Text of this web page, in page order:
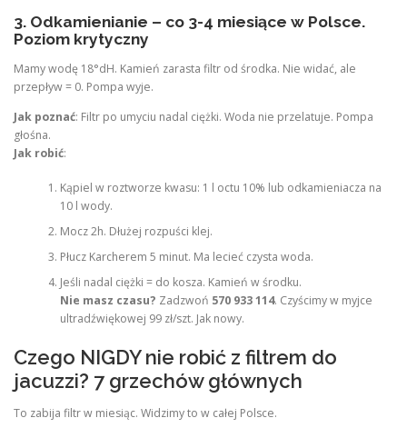
3. Odkamienianie – co 3-4 miesiące w Polsce.
Poziom krytyczny
Mamy wodę 18°dH. Kamień zarasta filtr od środka. Nie widać, ale
przepływ = 0. Pompa wyje.
Jak poznać: Filtr po umyciu nadal ciężki. Woda nie przelatuje. Pompa
głośna.
Jak robić:
Kąpiel w roztworze kwasu: 1 l octu 10% lub odkamieniacza na
10 l wody.
Mocz 2h. Dłużej rozpuści klej.
Płucz Karcherem 5 minut. Ma lecieć czysta woda.
Jeśli nadal ciężki = do kosza. Kamień w środku.
Nie masz czasu? Zadzwoń 570 933 114. Czyścimy w myjce
ultradźwiękowej 99 zł/szt. Jak nowy.
Czego NIGDY nie robić z filtrem do
jacuzzi? 7 grzechów głównych
To zabija filtr w miesiąc. Widzimy to w całej Polsce.